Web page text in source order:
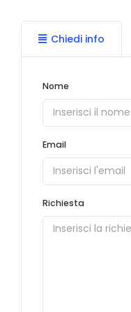
Chiedi info
Nome
Email
Richiesta